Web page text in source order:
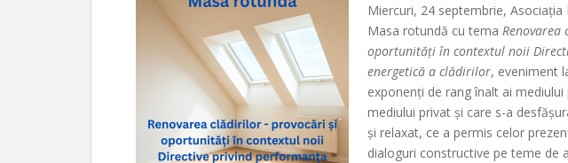
Miercuri, 24 septembrie, Asociația
Masa rotundă cu tema
oportunități în contextul noii
energetică a clădirilor, eveniment
exponenți de rang înalt ai
mediului privat și care s-a
și relaxat, ce a permis celor
dialoguri constructive pe teme de